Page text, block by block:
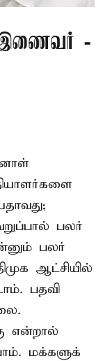
இணைவர் -
பலர்
பலர்
ஆட்சியில்
பதவி
என்றால்
மக்களுக்